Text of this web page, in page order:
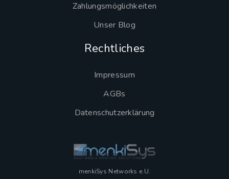
Zahlungsmöglichkeiten
Unser Blog
Rechtliches
Impressum
AGBs
Datenschutzerklärung
menkiSys Networks e.U.